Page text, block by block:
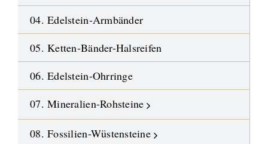
04. Edelstein-Armbänder
05. Ketten-Bänder-Halsreifen
06. Edelstein-Ohrringe
07. Mineralien-Rohsteine
08. Fossilien-Wüstensteine